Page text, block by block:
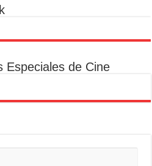
Especiales de Cine